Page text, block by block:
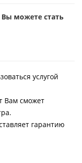
можете стать
услугой
Вам сможет
гарантию